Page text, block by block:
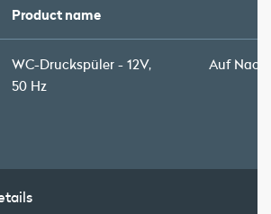
Product name
WC-Druckspüler - 12V,
50 Hz
Auf